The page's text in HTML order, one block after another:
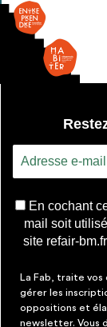
En cochant
mail soit
site refair-
La Fab, traite
gérer les
oppositions et
newsletter. Vous